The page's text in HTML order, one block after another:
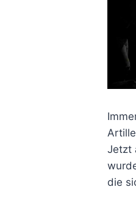
Jetzt
die